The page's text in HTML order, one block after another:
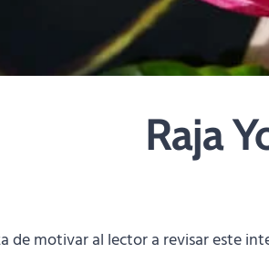
Raja
de motivar al lector a revisar este